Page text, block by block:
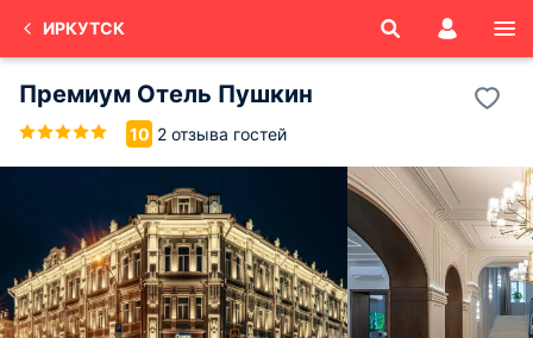
ИРКУТСК
Премиум Отель Пушкин
10 2 отзыва гостей